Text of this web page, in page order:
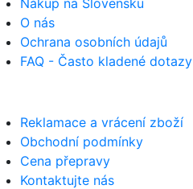
O nás
Ochrana osobních údajů
FAQ - Často kladené dotazy
Reklamace a vrácení zboží
Obchodní podmínky
Cena přepravy
Kontaktujte nás